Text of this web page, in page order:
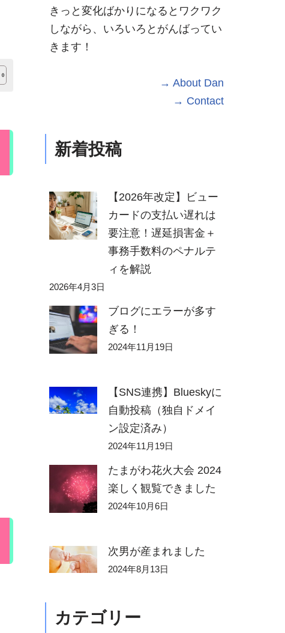
きっと変化ばかりになるとワクワク
しながら、いろいろとがんばってい
きます！
→ About Dan
→ Contact
新着投稿
【2026年改定】ビュー
カードの支払い遅れは
要注意！遅延損害金＋
事務手数料のペナルテ
ィを解説
2026年4月3日
ブログにエラーが多す
ぎる！
2024年11月19日
【SNS連携】Blueskyに
自動投稿（独自ドメイ
ン設定済み）
2024年11月19日
たまがわ花火大会 2024
楽しく観覧できました
2024年10月6日
次男が産まれました
2024年8月13日
カテゴリー